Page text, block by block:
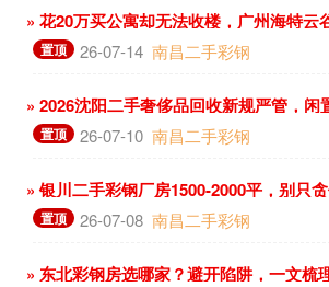
» 花20万买公寓却无法收楼，广州海特云
权难
置顶 26-07-14 南昌二手彩钢
» 2026沈阳二手奢侈品回收新规严管，闲
店置顶 26-07-10 南昌二手彩钢
» 银川二手彩钢厂房1500-2000平，别只
更关键
置顶 26-07-08 南昌二手彩钢
» 东北彩钢房选哪家？避开陷阱，一文梳